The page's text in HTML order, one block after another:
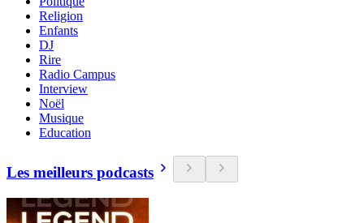
Religion
Enfants
DJ
Rire
Radio Campus
Interview
Noël
Musique
Education
Les meilleurs podcasts